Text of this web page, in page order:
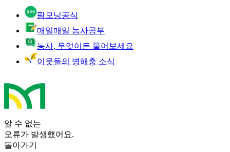
팜모닝공식
매일매일 농사공부
농사, 무엇이든 물어보세요
이웃들의 병해충 소식
알 수 없는
오류가 발생했어요.
돌아가기